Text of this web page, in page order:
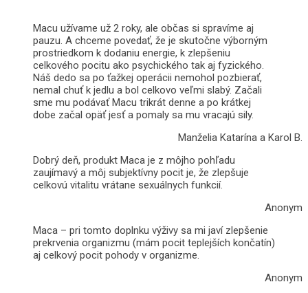
Macu užívame už 2 roky, ale občas si spravíme aj
pauzu. A chceme povedať, že je skutočne výborným
prostriedkom k dodaniu energie, k zlepšeniu
celkového pocitu ako psychického tak aj fyzického.
Náš dedo sa po ťažkej operácii nemohol pozbierať,
nemal chuť k jedlu a bol celkovo veľmi slabý. Začali
sme mu podávať Macu trikrát denne a po krátkej
dobe začal opäť jesť a pomaly sa mu vracajú sily.
Manželia Katarína a Karol B.
Dobrý deň, produkt Maca je z môjho pohľadu
zaujímavý a môj subjektívny pocit je, že zlepšuje
celkovú vitalitu vrátane sexuálnych funkcií.
Anonym
Maca – pri tomto doplnku výživy sa mi javí zlepšenie
prekrvenia organizmu (mám pocit teplejších končatín)
aj celkový pocit pohody v organizme.
Anonym